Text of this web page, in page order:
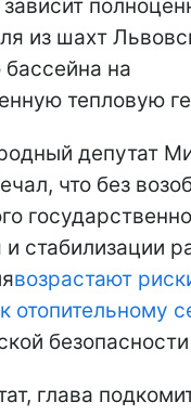
из шахт
на
тепловую
депутат
что без
стабилизации
возрастают
отопительному
глава